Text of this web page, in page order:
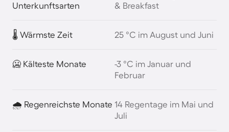
Unterkunftsarten
& Breakfast
🌡️ Wärmste Zeit 25 °C im August und Juni
🥶 Kälteste Monate
-3 °C im Januar und
Februar
🌧️ Regenreichste Monate 14 Regentage im Mai und
Juli